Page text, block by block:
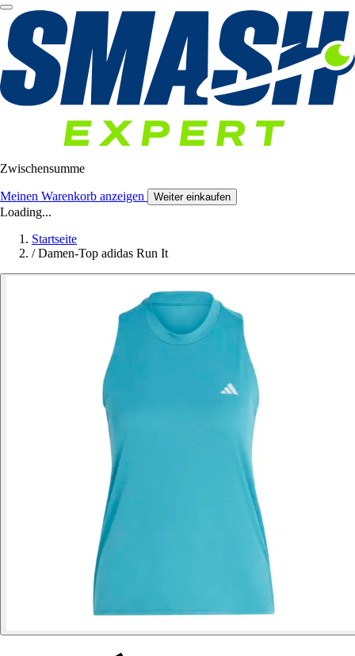
Zwischensumme
Meinen Warenkorb anzeigen Weiter einkaufen
Loading...
Startseite
/ Damen-Top adidas Run It